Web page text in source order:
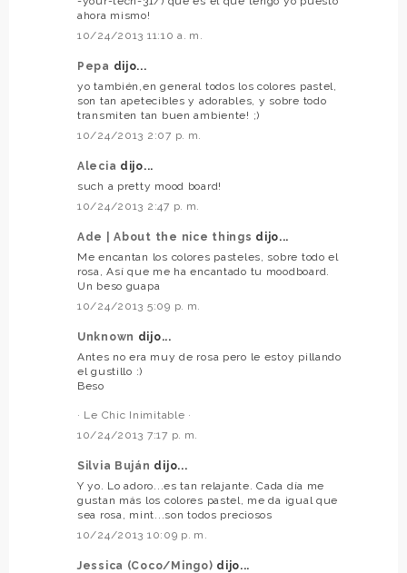
ahora mismo!
10/24/2013 11:10 a. m.
Pepa dijo...
yo también,en general todos los colores pastel,
son tan apetecibles y adorables, y sobre todo
transmiten tan buen ambiente! ;)
10/24/2013 2:07 p. m.
Alecia dijo...
such a pretty mood board!
10/24/2013 2:47 p. m.
Ade | About the nice things dijo...
Me encantan los colores pasteles, sobre todo el
rosa, Así que me ha encantado tu moodboard.
Un beso guapa
10/24/2013 5:09 p. m.
Unknown dijo...
Antes no era muy de rosa pero le estoy pillando
el gustillo :)
Beso
· Le Chic Inimitable ·
10/24/2013 7:17 p. m.
Silvia Buján dijo...
Y yo. Lo adoro...es tan relajante. Cada día me
gustan más los colores pastel, me da igual que
sea rosa, mint...son todos preciosos
10/24/2013 10:09 p. m.
Jessica (Coco/Mingo) dijo...